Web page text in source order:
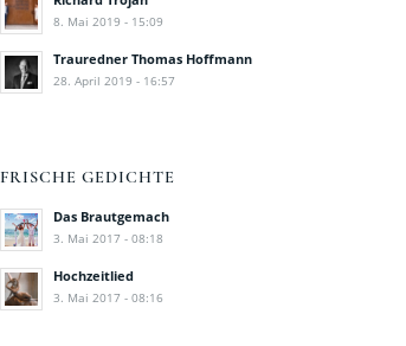
8. Mai 2019 - 15:09
Trauredner Thomas Hoffmann
28. April 2019 - 16:57
FRISCHE GEDICHTE
Das Brautgemach
3. Mai 2017 - 08:18
Hochzeitlied
3. Mai 2017 - 08:16